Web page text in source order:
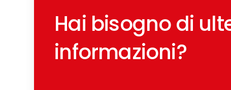
Hai bisogno di
informazioni?